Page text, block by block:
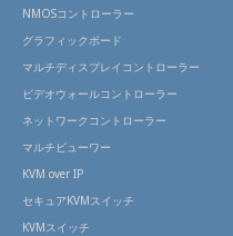
NMOSコントローラー
グラフィックボード
マルチディスプレイコントローラー
ビデオウォールコントローラー
ネットワークコントローラー
マルチビューワー
KVM over IP
セキュアKVMスイッチ
KVMスイッチ